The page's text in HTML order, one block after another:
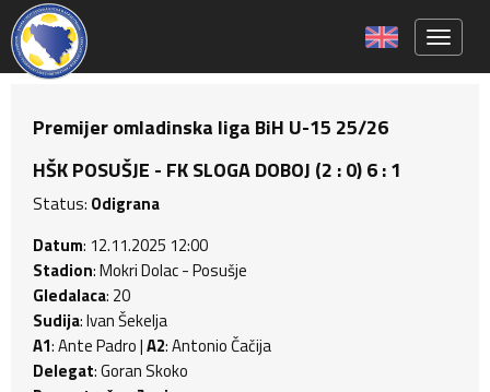
Premijer omladinska liga BiH U-15 25/26
HŠK POSUŠJE - FK SLOGA DOBOJ (2 : 0) 6 : 1
Status: Odigrana
Datum: 12.11.2025 12:00
Stadion: Mokri Dolac - Posušje
Gledalaca: 20
Sudija: Ivan Šekelja
A1: Ante Padro |A2: Antonio Čačija
Delegat: Goran Skoko